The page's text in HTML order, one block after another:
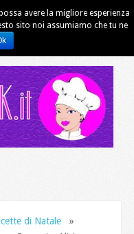
di Natale »
avere la migliore esperienza
sito noi assumiamo che tu ne